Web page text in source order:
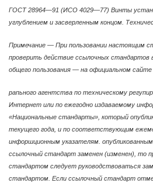
ГОСТ 28964—91 (ИСО 4029—77) Винты
углублением и засверленным концом.
Примечание — При пользовании настоящим
проверить действие ссылочных стандартов
общего пользования — на официальном
рапьного агентства по техническому
Интернет или по ежегодно издаваемому
«Национальные стандарты», который
текущего года, и по соответствующим
инфоршционным указателям.
ссылочный стандарт заменен (изменен), то
стандартом следует руководствоваться
стандартом. Если ссылочный стандарт